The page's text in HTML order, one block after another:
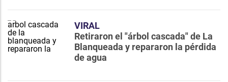
VIRAL
Retiraron el "árbol cascada" de La
Blanqueada y repararon la pérdida
de agua